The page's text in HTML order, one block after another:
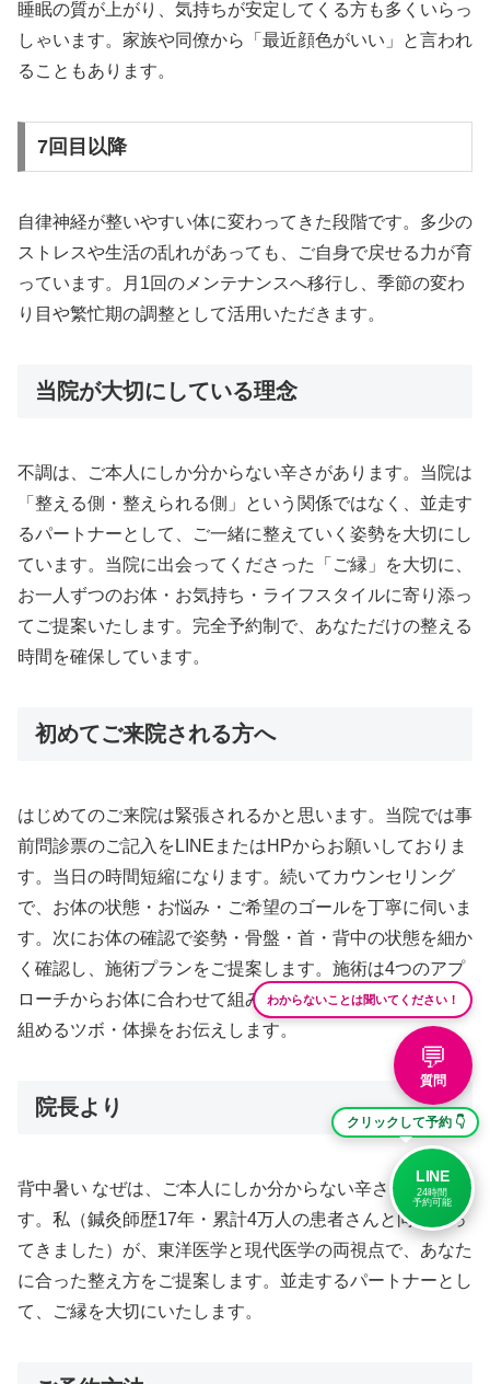
睡眠の質が上がり、気持ちが安定してくる方も多くいらっ
しゃいます。家族や同僚から「最近顔色がいい」と言われ
ることもあります。
7回目以降
自律神経が整いやすい体に変わってきた段階です。多少の
ストレスや生活の乱れがあっても、ご自身で戻せる力が育
っています。月1回のメンテナンスへ移行し、季節の変わ
り目や繁忙期の調整として活用いただきます。
当院が大切にしている理念
不調は、ご本人にしか分からない辛さがあります。当院は
「整える側・整えられる側」という関係ではなく、並走す
るパートナーとして、ご一緒に整えていく姿勢を大切にし
ています。当院に出会ってくださった「ご縁」を大切に、
お一人ずつのお体・お気持ち・ライフスタイルに寄り添っ
てご提案いたします。完全予約制で、あなただけの整える
時間を確保しています。
初めてご来院される方へ
はじめてのご来院は緊張されるかと思います。当院では事
前問診票のご記入をLINEまたはHPからお願いしておりま
す。当日の時間短縮になります。続いてカウンセリング
で、お体の状態・お悩み・ご希望のゴールを丁寧に伺いま
す。次にお体の確認で姿勢・骨盤・首・背中の状態を細か
く確認し、施術プランをご提案します。施術は4つのアプ
ローチからお体に合わせて組み立て、最後にご自宅で取り
組めるツボ・体操をお伝えします。
院長より
背中暑い なぜは、ご本人にしか分からない辛さがありま
す。私（鍼灸師歴17年・累計4万人の患者さんと向き合っ
てきました）が、東洋医学と現代医学の両視点で、あなた
に合った整え方をご提案します。並走するパートナーとし
て、ご縁を大切にいたします。
わからないことは聞いてください！
💬
質問
クリックして予約 👇
LINE
24時間
予約可能